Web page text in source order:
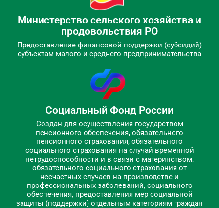
Министерство сельского хозяйства и
продовольствия РО
Предоставление финансовой поддержки (субсидий)
субъектам малого и среднего предпринимательства
Социальный Фонд России
Создан для осуществления государством
пенсионного обеспечения, обязательного
пенсионного страхования, обязательного
социального страхования на случай временной
нетрудоспособности и в связи с материнством,
обязательного социального страхования от
несчастных случаев на производстве и
профессиональных заболеваний, социального
обеспечения, предоставления мер социальной
защиты (поддержки) отдельным категориям граждан